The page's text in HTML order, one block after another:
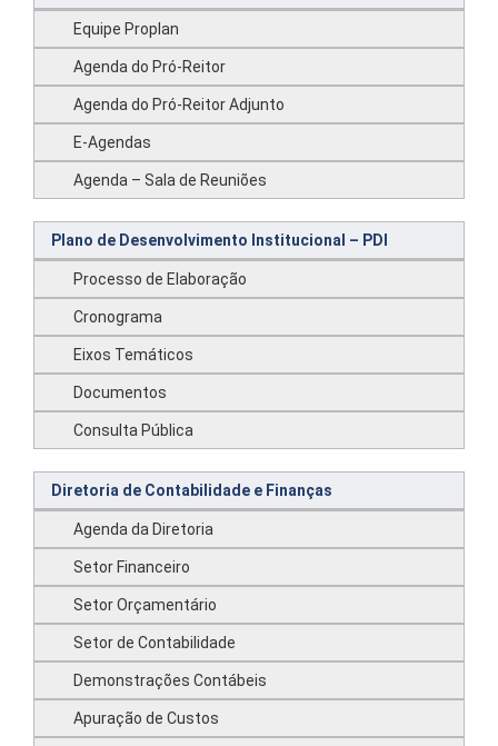
Equipe Proplan
Agenda do Pró-Reitor
Agenda do Pró-Reitor Adjunto
E-Agendas
Agenda – Sala de Reuniões
Plano de Desenvolvimento Institucional – PDI
Processo de Elaboração
Cronograma
Eixos Temáticos
Documentos
Consulta Pública
Diretoria de Contabilidade e Finanças
Agenda da Diretoria
Setor Financeiro
Setor Orçamentário
Setor de Contabilidade
Demonstrações Contábeis
Apuração de Custos